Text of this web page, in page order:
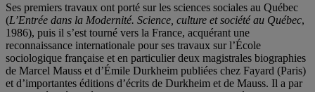
Ses premiers travaux ont porté sur les sciences sociales au Québec
(L’Entrée dans la Modernité. Science, culture et société au Québec,
1986), puis il s’est tourné vers la France, acquérant une
reconnaissance internationale pour ses travaux sur l’École
sociologique française et en particulier deux magistrales biographies
de Marcel Mauss et d’Émile Durkheim publiées chez Fayard (Paris)
et d’importantes éditions d’écrits de Durkheim et de Mauss. Il a par